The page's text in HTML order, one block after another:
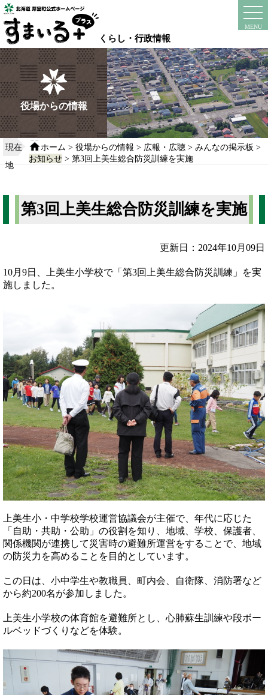
本
文
へ
移
動
る
くらし・行政情報
MENU
instagram
役場からの情報
現在
地
ホーム >役場からの情報 > 広報・広聴 >みんなの掲示板 >
お知らせ > 第3回上美生総合防災訓練を実施
第3回上美生総合防災訓練を実施
更新日：2024年10月09日
10月9日、上美生小学校で「第3回上美生総合防災訓練」を実
施しました。
上美生小・中学校学校運営協議会が主催で、年代に応じた
「自助・共助・公助」の役割を知り、地域、学校、保護者、
関係機関が連携して災害時の避難所運営をすることで、地域
の防災力を高めることを目的としています。
この日は、小中学生や教職員、町内会、自衛隊、消防署など
から約200名が参加しました。
上美生小学校の体育館を避難所とし、心肺蘇生訓練や段ボー
ルベッドづくりなどを体験。